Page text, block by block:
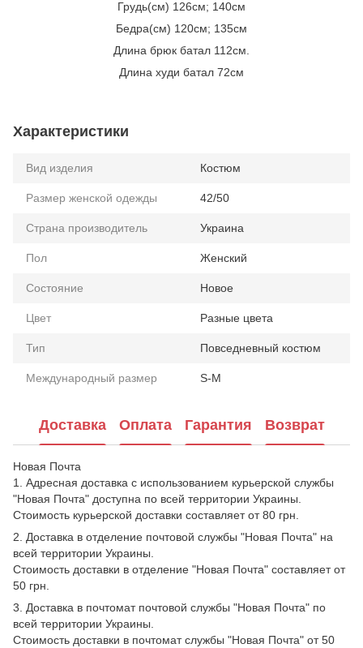
Грудь(см) 126см; 140см
Бедра(см) 120см; 135см
Длина брюк батал 112см.
Длина худи батал 72см
Характеристики
Вид изделия Костюм
Размер женской одежды 42/50
Страна производитель Украина
Пол Женский
Состояние Новое
Цвет Разные цвета
Тип Повседневный костюм
Международный размер S-M
Доставка Оплата Гарантия Возврат
Новая Почта
1. Адресная доставка с использованием курьерской службы
"Новая Почта" доступна по всей территории Украины.
Стоимость курьерской доставки составляет от 80 грн.
2. Доставка в отделение почтовой службы "Новая Почта" на
всей территории Украины.
Стоимость доставки в отделение "Новая Почта" составляет от
50 грн.
3. Доставка в почтомат почтовой службы "Новая Почта" по
всей территории Украины.
Стоимость доставки в почтомат службы "Новая Почта" от 50